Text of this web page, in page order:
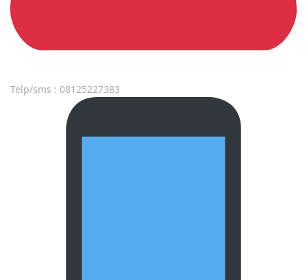
Telp/sms : 08125227383